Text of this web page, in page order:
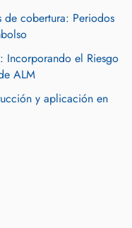
de cobertura: Periodos
Incorporando el Riesgo
ALM
y aplicación en